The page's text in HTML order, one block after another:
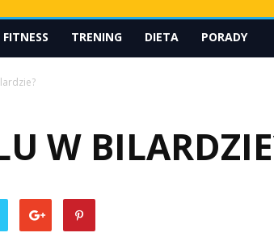
FITNESS TRENING DIETA PORADY
W